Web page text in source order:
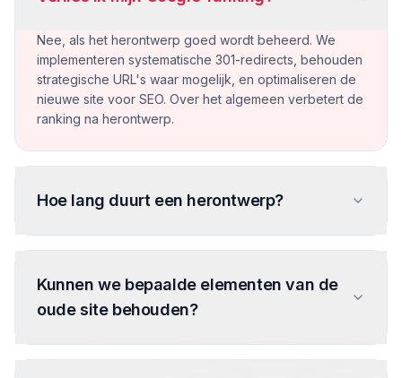
Nee, als het herontwerp goed wordt beheerd. We
implementeren systematische 301-redirects, behouden
strategische URL's waar mogelijk, en optimaliseren de
nieuwe site voor SEO. Over het algemeen verbetert de
ranking na herontwerp.
Hoe lang duurt een herontwerp?
Kunnen we bepaalde elementen van de
oude site behouden?